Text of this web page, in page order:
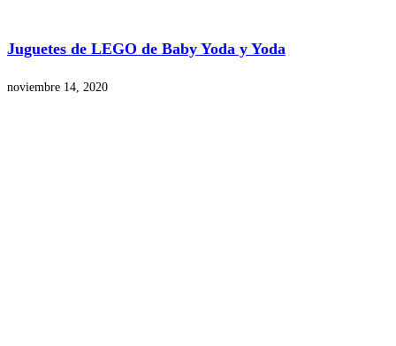
Juguetes de LEGO de Baby Yoda y Yoda
noviembre 14, 2020